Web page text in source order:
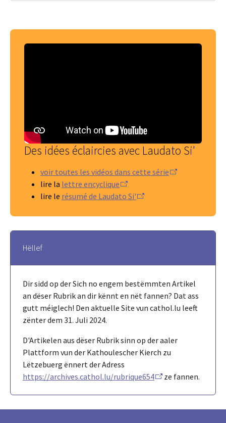
Des idées éclaircies avec Laudato Si'
voir toutes les vidéos dans cette série
lire la lettre encyclique
lire le résumé de Laudato Si'
Hëllef
Dir sidd op der Sich no engem bestëmmten Artikel
an dëser Rubrik an dir kënnt en nët fannen? Dat ass
gutt méiglech! Den aktuelle Site vun cathol.lu leeft
zënter dem 31. Juli 2024.
D'Artikelen aus dëser Rubrik sinn op der aaler
Plattform vun der Kathoulescher Kierch zu
Lëtzebuerg ënnert der Adress
https://archives.cathol.lu/rubrique654
ze fannen.